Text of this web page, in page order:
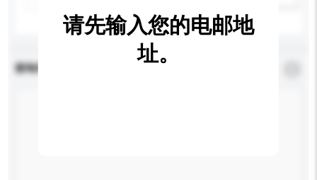
查询内容
请先输入您的电邮地
址。